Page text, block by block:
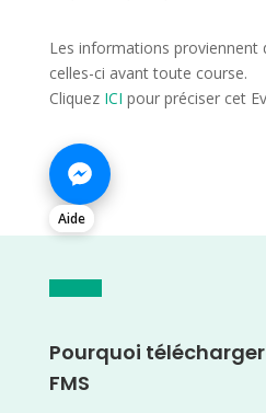
Les informations proviennent
celles-ci avant toute course.
Cliquez ICI pour préciser cet
Aide
Pourquoi
FMS